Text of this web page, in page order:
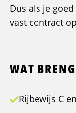
Dus als je
vast contract
WAT
Rijbewijs C